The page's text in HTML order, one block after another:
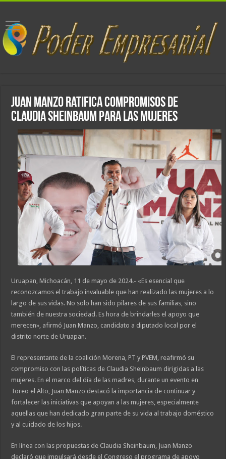
Juan Manzo ratifica compromisos de
Claudia Sheinbaum para las mujeres
Uruapan, Michoacán, 11 de mayo de 2024.- «Es esencial que
reconozcamos el trabajo invaluable que han realizado las mujeres a lo
largo de sus vidas. No solo han sido pilares de sus familias, sino
también de nuestra sociedad. Es hora de brindarles el apoyo que
merecen», afirmó Juan Manzo, candidato a diputado local por el
distrito norte de Uruapan.
El representante de la coalición Morena, PT y PVEM, reafirmó su
compromiso con las políticas de Claudia Sheinbaum dirigidas a las
mujeres. En el marco del día de las madres, durante un evento en
Toreo el Alto, Juan Manzo destacó la importancia de continuar y
fortalecer las iniciativas que apoyan a las mujeres, especialmente
aquellas que han dedicado gran parte de su vida al trabajo doméstico
y al cuidado de los hijos.
En línea con las propuestas de Claudia Sheinbaum, Juan Manzo
declaró que impulsará desde el Congreso el programa de apoyo